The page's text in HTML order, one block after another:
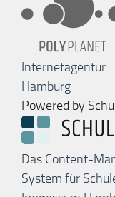
Internetagentur
Hamburg
Powered by
Das Content-
System für